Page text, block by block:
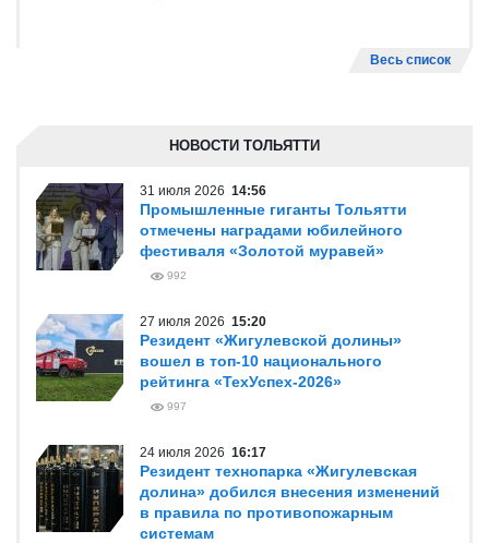
Весь список
НОВОСТИ ТОЛЬЯТТИ
31 июля 2026 14:56
Промышленные гиганты Тольятти
отмечены наградами юбилейного
фестиваля «Золотой муравей»
992
27 июля 2026 15:20
Резидент «Жигулевской долины»
вошел в топ-10 национального
рейтинга «ТехУспех-2026»
997
24 июля 2026 16:17
Резидент технопарка «Жигулевская
долина» добился внесения изменений
в правила по противопожарным
системам